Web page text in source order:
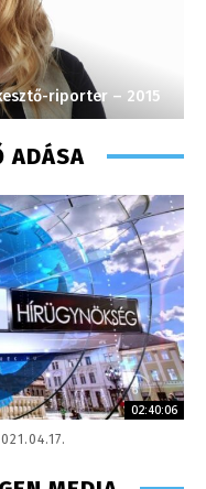
riporter – 2015
ADÁSA
02:40:06